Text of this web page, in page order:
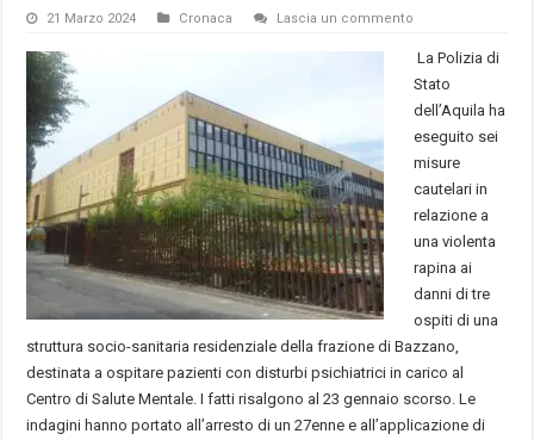
21 Marzo 2024 Cronaca Lascia un commento
La Polizia di
Stato
dell’Aquila ha
eseguito sei
misure
cautelari in
relazione a
una violenta
rapina ai
danni di tre
ospiti di una
struttura socio-sanitaria residenziale della frazione di Bazzano,
destinata a ospitare pazienti con disturbi psichiatrici in carico al
Centro di Salute Mentale. I fatti risalgono al 23 gennaio scorso. Le
indagini hanno portato all’arresto di un 27enne e all’applicazione di